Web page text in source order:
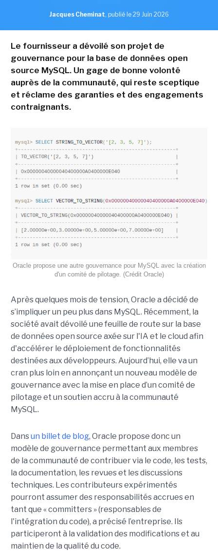
Jacques Cheminat, publié le 29 Juin 2026
Le fournisseur a dévoilé son projet de
gouvernance pour la base de données open
source MySQL. Un gage de bonne volonté
auprès de la communauté, qui reste sceptique
et réclame des garanties et des engagements
contraignants.
Oracle propose une autre gouvernance pour MySQL avec la création
d'un comité de pilotage. (Crédit Oracle)
Après quelques mois de tension, Oracle a décidé de
s’impliquer un peu plus dans MySQL. Récemment, la
société avait dévoilé une feuille de route sur la base
de données open source axée sur l'IA et le cloud afin
d'accélérer le déploiement de fonctionnalités
destinées aux développeurs. Aujourd’hui, elle va un
cran plus loin en annonçant un nouveau modèle de
gouvernance avec la mise en place d’un comité de
pilotage et un soutien accru à la communauté
MySQL.
Dansun billet de blog, Oracle propose donc un
modèle de gouvernance permettant aux membres
de la communauté de contribuer via le code, les tests,
la documentation, les revues et les discussions
techniques. Les contributeurs expérimentés
pourront assumer des responsabilités accrues en
tant que « committers » (responsables de
l'intégration du code), a précisé l’entreprise. Ils
participeront à la validation des modifications et au
maintien de la qualité du code.